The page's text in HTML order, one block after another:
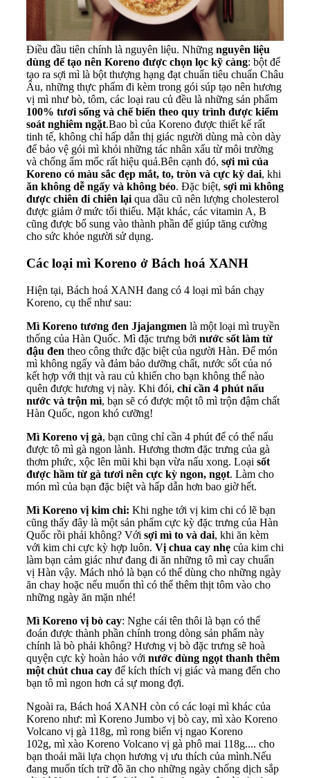
Điều đầu tiên chính là nguyên liệu. Những nguyên liệu
dùng để tạo nên Koreno được chọn lọc kỹ càng: bột để
tạo ra sợi mì là bột thượng hạng đạt chuẩn tiêu chuẩn Châu
Âu, những thực phẩm đi kèm trong gói súp tạo nên hương
vị mì như bò, tôm, các loại rau củ đều là những sản phẩm
100% tươi sống và chế biến theo quy trình được kiểm
soát nghiêm ngặt.Bao bì của Koreno được thiết kế rất
tinh tế, không chỉ hấp dẫn thị giác người dùng mà còn dày
để bảo vệ gói mì khỏi những tác nhân xấu từ môi trường
và chống ẩm mốc rất hiệu quả.Bên cạnh đó, sợi mì của
Koreno có màu sắc đẹp mắt, to, tròn và cực kỳ dai, khi
ăn không dễ ngấy và không béo. Đặc biệt, sợi mì không
được chiên đi chiên lại qua dầu cũ nên lượng cholesterol
được giảm ở mức tối thiểu. Mặt khác, các vitamin A, B
cũng được bổ sung vào thành phần để giúp tăng cường
cho sức khỏe người sử dụng.
Các loại mì Koreno ở Bách hoá XANH
Hiện tại, Bách hoá XANH đang có 4 loại mì bán chạy
Koreno, cụ thể như sau:
Mì Koreno tương đen Jjajangmen là một loại mì truyền
thống của Hàn Quốc. Mì đặc trưng bởi nước sốt làm từ
đậu đen theo công thức đặc biệt của người Hàn. Để món
mì không ngấy và đảm bảo dưỡng chất, nước sốt của nó
kết hợp với thịt và rau củ khiến cho bạn không thể nào
quên được hương vị này. Khi đói, chỉ cần 4 phút nấu
nước và trộn mì, bạn sẽ có được một tô mì trộn đậm chất
Hàn Quốc, ngon khó cưỡng!
Mì Koreno vị gà, bạn cũng chỉ cần 4 phút để có thể nấu
được tô mì gà ngon lành. Hương thơm đặc trưng của gà
thơm phức, xộc lên mũi khi bạn vừa nấu xong. Loại sốt
được hầm từ gà tươi nên cực kỳ ngon, ngọt. Làm cho
món mì của bạn đặc biệt và hấp dẫn hơn bao giờ hết.
Mì Koreno vị kim chi: Khi nghe tới vị kim chi có lẽ bạn
cũng thấy đây là một sản phẩm cực kỳ đặc trưng của Hàn
Quốc rồi phải không? Với sợi mì to và dai, khi ăn kèm
với kim chi cực kỳ hợp luôn. Vị chua cay nhẹ của kim chi
làm bạn cảm giác như đang đi ăn những tô mì cay chuẩn
vị Hàn vậy. Mách nhỏ là bạn có thể dùng cho những ngày
ăn chay hoặc nếu muốn thì có thể thêm thịt tôm vào cho
những ngày ăn mặn nhé!
Mì Koreno vị bò cay: Nghe cái tên thôi là bạn có thể
đoán được thành phần chính trong dòng sản phẩm này
chính là bò phải không? Hương vị bò đặc trưng sẽ hoà
quyện cực kỳ hoàn hảo với nước dùng ngọt thanh thêm
một chút chua cay để kích thích vị giác và mang đến cho
bạn tô mì ngon hơn cả sự mong đợi.
Ngoài ra, Bách hoá XANH còn có các loại mì khác của
Koreno như: mì Koreno Jumbo vị bò cay, mì xào Koreno
Volcano vị gà 118g, mì rong biển vị ngao Koreno
102g, mì xào Koreno Volcano vị gà phô mai 118g.... cho
bạn thoải mãi lựa chọn hương vị ưu thích của mình.Nếu
đang muốn tích trữ đồ ăn cho những ngày chống dịch sắp